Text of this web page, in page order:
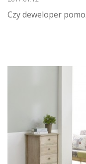
Czy deweloper